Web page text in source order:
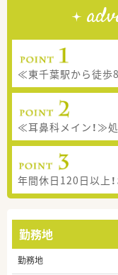
≪東千葉駅から徒
≪耳鼻科メイン！≫
年間休日120日以上
勤務地
勤務地